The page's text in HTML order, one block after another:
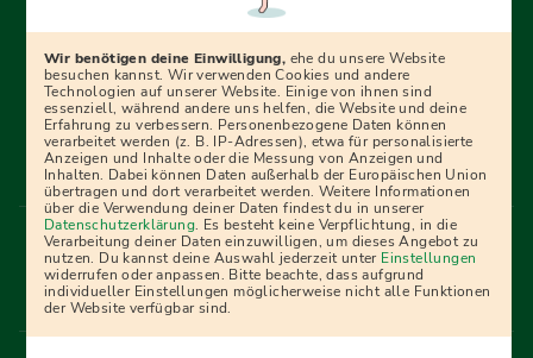
begleiten dich Schritt für Schritt bei deinem Start in den
Ratgebern und Prüfungspaketen, interaktiven
Videokursen und vielem mehr. Für alle, die was werden
wollen!
Menü Fußleiste
Impressum Bildquellen Presse
Mediadaten
Partner
AGB Datenschutz
Widerrufsbelehrung
Bestellung
Affiliate Partner Cookies
Wir benötigen deine Einwilligung, ehe du unsere Website
besuchen kannst. Wir verwenden Cookies und andere
Technologien auf unserer Website. Einige von ihnen sind
essenziell, während andere uns helfen, die Website und deine
Erfahrung zu verbessern. Personenbezogene Daten können
verarbeitet werden (z. B. IP-Adressen), etwa für personalisierte
Anzeigen und Inhalte oder die Messung von Anzeigen und
Inhalten. Dabei können Daten außerhalb der Europäischen Union
übertragen und dort verarbeitet werden. Weitere Informationen
über die Verwendung deiner Daten findest du in unserer
Datenschutzerklärung. Es besteht keine Verpflichtung, in die
Verarbeitung deiner Daten einzuwilligen, um dieses Angebot zu
nutzen. Du kannst deine Auswahl jederzeit unter Einstellungen
widerrufen oder anpassen. Bitte beachte, dass aufgrund
individueller Einstellungen möglicherweise nicht alle Funktionen
der Website verfügbar sind.